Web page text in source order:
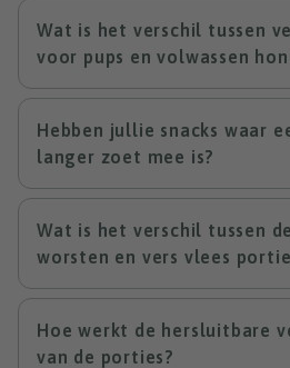
Wat is het verschil tussen
voor pups en volwassen
Hebben jullie snacks waar
langer zoet mee is?
Wat is het verschil tussen
worsten en vers vlees
Hoe werkt de hersluitbare
van de porties?